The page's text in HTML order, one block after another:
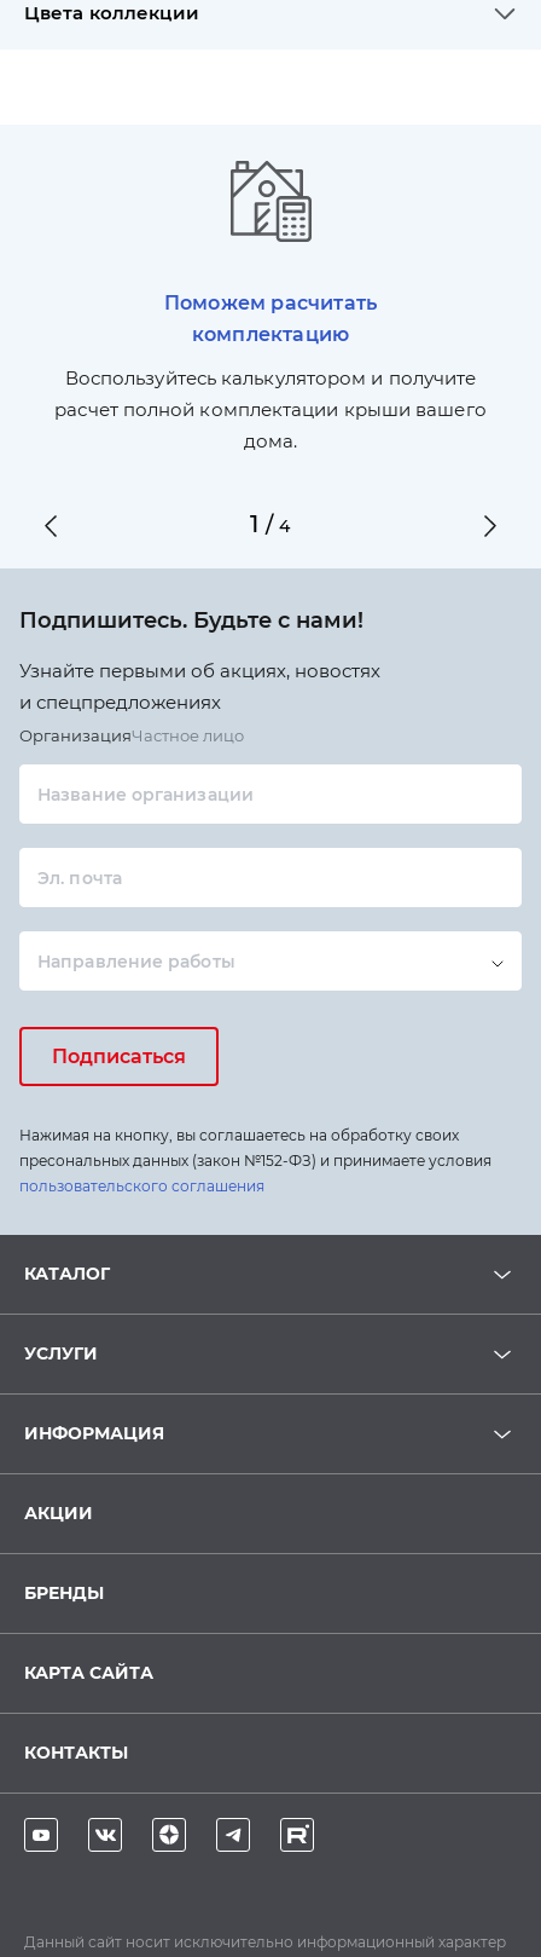
Цвета коллекции
Поможем расчитать
комплектацию
Воспользуйтесь калькулятором и получите
расчет полной комплектации крыши вашего
дома.
1 /4
Подпишитесь. Будьте с нами!
Узнайте первыми об акциях, новостях
и спецпредложениях
ОрганизацияЧастное лицо
Название организации
Эл. почта
Направление работы
Подписаться
Нажимая на кнопку, вы соглашаетесь на обработку своих
пресональных данных (закон №152-ФЗ) и принимаете условия
пользовательского соглашения
КАТАЛОГ
УСЛУГИ
ИНФОРМАЦИЯ
АКЦИИ
БРЕНДЫ
КАРТА САЙТА
КОНТАКТЫ
Данный сайт носит исключительно информационный характер